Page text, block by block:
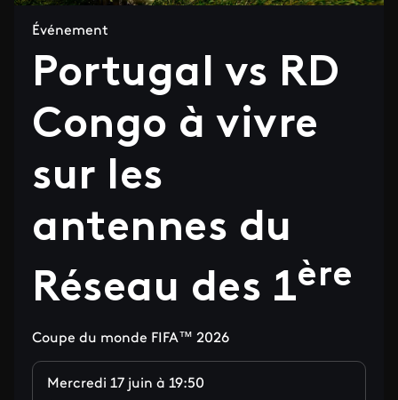
Événement
Portugal vs RD
Congo à vivre
sur les
antennes du
Réseau des 1ère
Coupe du monde FIFA™ 2026
Mercredi 17 juin à 19:50